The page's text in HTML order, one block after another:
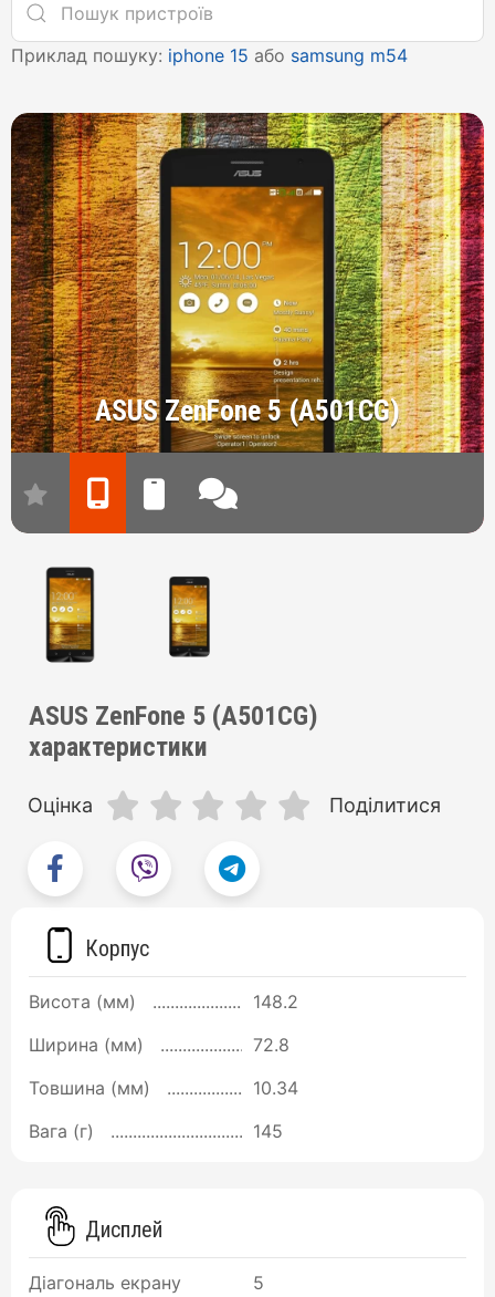
Приклад пошуку: iphone 15 або samsung m54
ASUS ZenFone 5 (A501CG)
ASUS ZenFone 5 (A501CG)
характеристики
Оцінка Поділитися
Корпус
Висота (мм)
148.2
Ширина (мм)
72.8
Товшина (мм)
10.34
Вага (г)
145
Дисплей
Діагональ екрану
5